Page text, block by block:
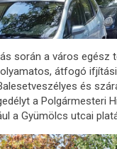
során a város egész
átfogó
és
a Polgármesteri
a Gyümölcs utcai